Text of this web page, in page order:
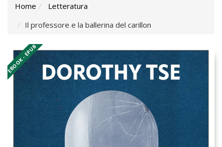
Home
Letteratura
Il professore e la ballerina del carillon
EBOOK - EPUB